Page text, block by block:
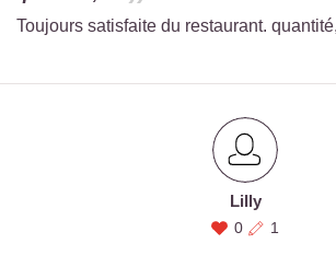
Toujours satisfaite du restaurant.
Lilly
0 1